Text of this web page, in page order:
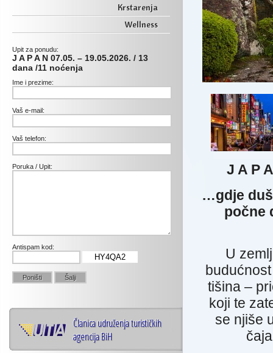
Krstarenja
Wellness
Upit za ponudu:
J A P A N 07.05. – 19.05.2026. / 13
dana /11 noćenja
Ime i prezime:
Vaš e-mail:
Vaš telefon:
Poruka / Upit:
Antispam kod:
HY4QA2
Članica udruženja turističkih
agencija BiH
J A P
…gdje
počne
U
tišina –
koji te
se njiše